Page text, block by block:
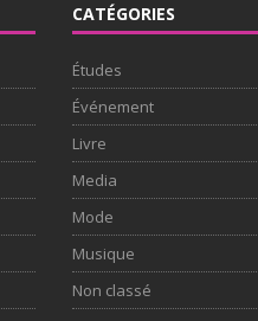
CATÉGORIES
Études
Événement
Livre
Media
Mode
Musique
Non classé